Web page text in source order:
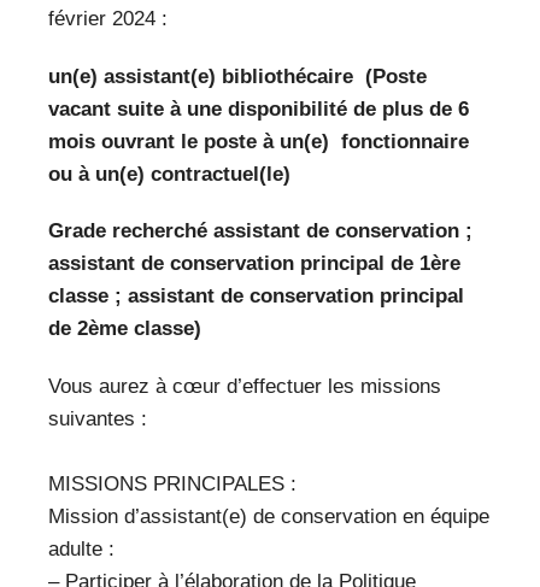
février 2024 :
un(e) assistant(e) bibliothécaire (Poste
vacant suite à une disponibilité de plus de 6
mois ouvrant le poste à un(e) fonctionnaire
ou à un(e) contractuel(le)
Grade recherché assistant de conservation ;
assistant de conservation principal de 1ère
classe ; assistant de conservation principal
de 2ème classe)
Vous aurez à cœur d’effectuer les missions
suivantes :
MISSIONS PRINCIPALES :
Mission d’assistant(e) de conservation en équipe
adulte :
– Participer à l’élaboration de la Politique